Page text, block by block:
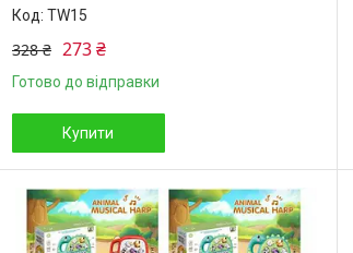
TW15
328 ₴ 273 ₴
Готово до відправки
Купити